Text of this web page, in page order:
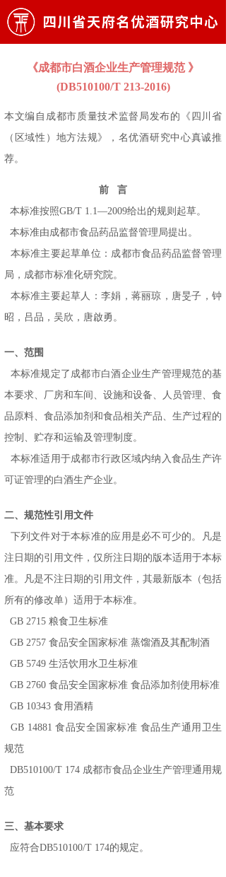
《成都市白酒企业生产管理规范 》
(DB510100/T 213-2016)
本文编自成都市质量技术监督局发布的《四川省
（区域性）地方法规》， 名优酒研究中心真诚推
荐。
前 言
本标准按照GB/T 1.1—2009给出的规则起草。
本标准由成都市食品药品监督管理局提出。
本标准主要起草单位：成都市食品药品监督管理
局，成都市标准化研究院。
本标准主要起草人：李娟，蒋丽琼，唐旻子，钟
昭，吕品，吴欣，唐啟勇。
一、范围
本标准规定了成都市白酒企业生产管理规范的基
本要求、厂房和车间、设施和设备、人员管理、食
品原料、食品添加剂和食品相关产品、生产过程的
控制、贮存和运输及管理制度。
本标准适用于成都市行政区域内纳入食品生产许
可证管理的白酒生产企业。
二、规范性引用文件
下列文件对于本标准的应用是必不可少的。凡是
注日期的引用文件，仅所注日期的版本适用于本标
准。凡是不注日期的引用文件，其最新版本（包括
所有的修改单）适用于本标准。
GB 2715 粮食卫生标准
GB 2757 食品安全国家标准 蒸馏酒及其配制酒
GB 5749 生活饮用水卫生标准
GB 2760 食品安全国家标准 食品添加剂使用标准
GB 10343 食用酒精
GB 14881 食品安全国家标准 食品生产通用卫生
规范
DB510100/T 174 成都市食品企业生产管理通用规
范
三、基本要求
应符合DB510100/T 174的规定。